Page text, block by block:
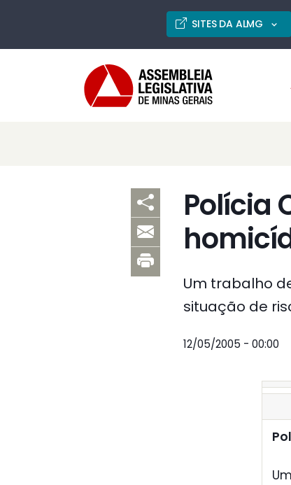
SITES DA ALMG
Polícia
Um trabalho
situação de
12/05/2005 - 00:00